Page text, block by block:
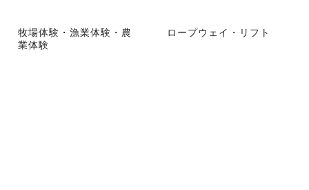
牧場体験・漁業体験・農
業体験
ロープウェイ・リフト